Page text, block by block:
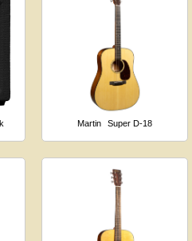
Martin Super D-18